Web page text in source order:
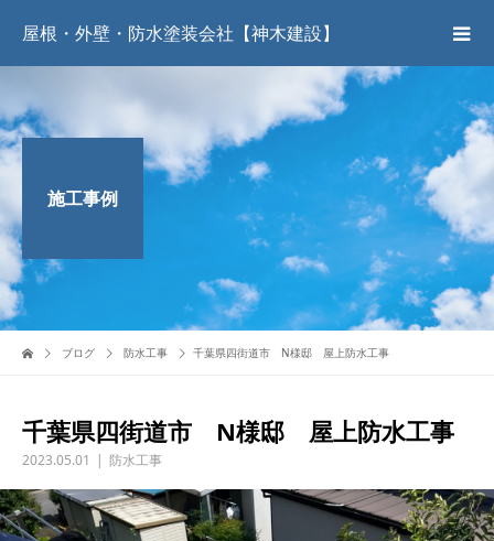
屋根・外壁・防水塗装会社【神木建設】
施工事例
ブログ 防水工事 千葉県四街道市 N様邸 屋上防水工事
千葉県四街道市 N様邸 屋上防水工事
2023.05.01 防水工事